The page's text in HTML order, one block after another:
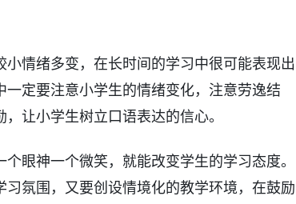
情绪多变，在长时间的学习中很可能表现出
定要注意小学生的情绪变化，注意劳逸结
让小学生树立口语表达的信心。
眼神一个微笑，就能改变学生的学习态度。
氛围，又要创设情境化的教学环境，在鼓励